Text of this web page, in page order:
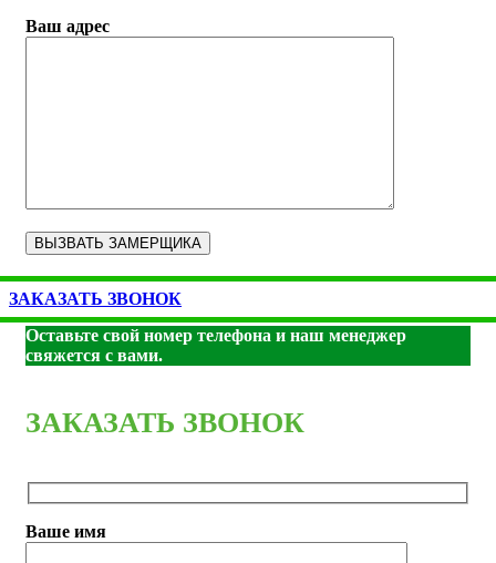
Ваш адрес
ЗАКАЗАТЬ ЗВОНОК
Оставьте свой номер телефона и наш менеджер
свяжется с вами.
ЗАКАЗАТЬ ЗВОНОК
Ваше имя